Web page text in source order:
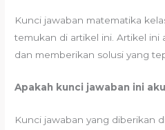
Kunci jawaban matematika
temukan di artikel ini. Artikel ini
dan memberikan solusi yang
Apakah kunci jawaban ini
Kunci jawaban yang diberikan